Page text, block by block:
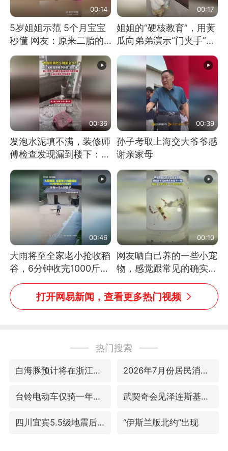
00:14
5岁姐姐示范 5个月宝宝
秒懂 网友：原来二胎的
快乐长这样
00:17
姐姐的“硬核教育”，用黄
瓜向弟弟演示“门夹手”，
网友：果然言传不如身
教！
00:36
发泡水泥填不满，装修师
傅检查发现漏到楼下：出
风口未延伸到外墙
00:39
孙子考取上海交大爷爷感
谢亲家母
00:46
大雨将至全家老小抢收稻
谷，6分钟收完1000斤，
没有一个人掉链子
00:10
网友晒自己养的一些小宠
物，感觉跟常见的确实有
些不一样
打开网易新闻，查看更多热门视频
热门搜索
白海豚预计将在浙江苍南到三门一带登陆 2026年7月份居民消费价格同比上涨0.5%
台铃电动车仅骑一年就断电趴窝 武契奇会见泽连斯基有何意图
四川宜宾5.5级地震后余震为何不断 “伊斯兰版北约”出现